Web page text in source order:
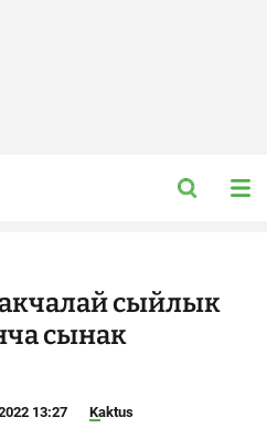
сыйлык
сынак
13:27 Kaktus